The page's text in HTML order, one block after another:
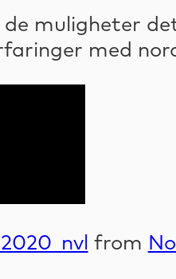
de muligheter
med
from